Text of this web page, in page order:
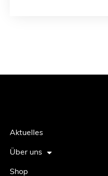
Aktuelles
Über uns
Shop